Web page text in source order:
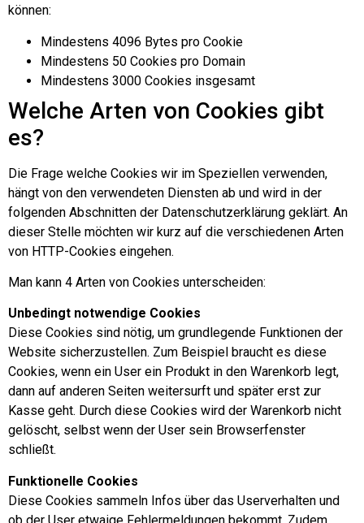
können:
Mindestens 4096 Bytes pro Cookie
Mindestens 50 Cookies pro Domain
Mindestens 3000 Cookies insgesamt
Welche Arten von Cookies gibt
es?
Die Frage welche Cookies wir im Speziellen verwenden,
hängt von den verwendeten Diensten ab und wird in der
folgenden Abschnitten der Datenschutzerklärung geklärt. An
dieser Stelle möchten wir kurz auf die verschiedenen Arten
von HTTP-Cookies eingehen.
Man kann 4 Arten von Cookies unterscheiden:
Unbedingt notwendige Cookies
Diese Cookies sind nötig, um grundlegende Funktionen der
Website sicherzustellen. Zum Beispiel braucht es diese
Cookies, wenn ein User ein Produkt in den Warenkorb legt,
dann auf anderen Seiten weitersurft und später erst zur
Kasse geht. Durch diese Cookies wird der Warenkorb nicht
gelöscht, selbst wenn der User sein Browserfenster
schließt.
Funktionelle Cookies
Diese Cookies sammeln Infos über das Userverhalten und